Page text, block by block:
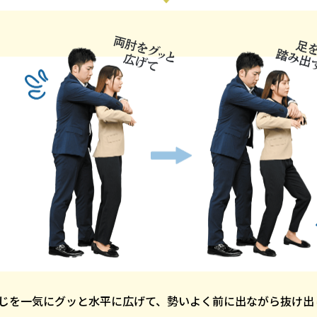
を一気にグッと水平に広げて、 勢いよく前に出ながら抜け出